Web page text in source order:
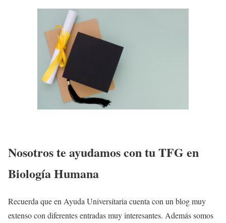
Nosotros te ayudamos con tu TFG en
Biología Humana
Recuerda que en Ayuda Universitaria cuenta con un blog muy
extenso con diferentes entradas muy interesantes. Además somos